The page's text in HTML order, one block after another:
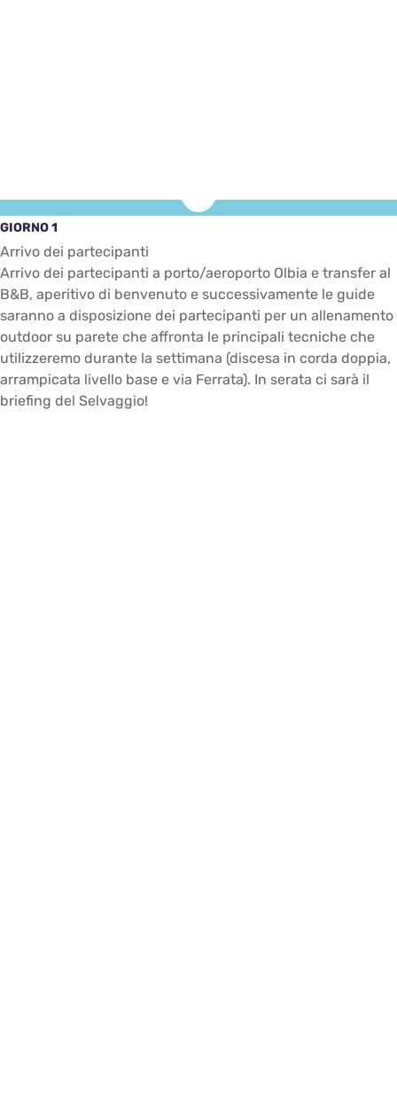
GIORNO 1
Arrivo dei partecipanti
Arrivo dei partecipanti a porto/aeroporto Olbia e transfer al
B&B, aperitivo di benvenuto e successivamente le guide
saranno a disposizione dei partecipanti per un allenamento
outdoor su parete che affronta le principali tecniche che
utilizzeremo durante la settimana (discesa in corda doppia,
arrampicata livello base e via Ferrata). In serata ci sarà il
briefing del Selvaggio!